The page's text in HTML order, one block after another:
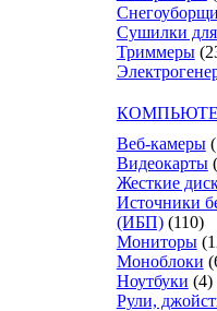
Сушилки
Триммеры
Веб-камеры
Видеокарты
Жесткие
Источники
(ИБП) (110)
Мониторы
Моноблоки
Ноутбуки (4)
Рули,